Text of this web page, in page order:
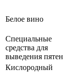
Белое вино
Специальные
средства для
выведения пятен
Кислородный